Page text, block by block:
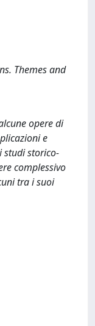
Themes and
opere di
e
storico-
complessivo
tra i suoi